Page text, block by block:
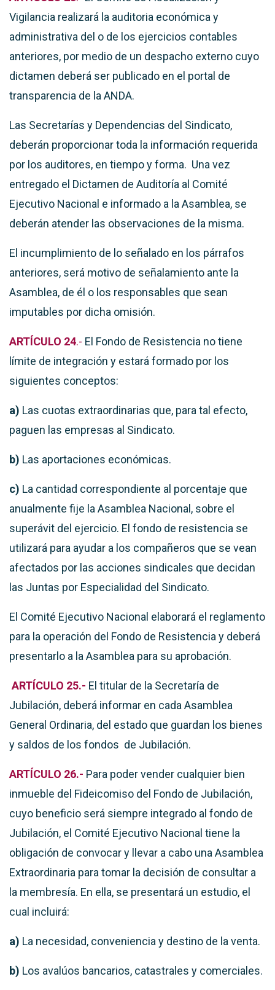
Vigilancia realizará la auditoria económica y
administrativa del o de los ejercicios contables
anteriores, por medio de un despacho externo cuyo
dictamen deberá ser publicado en el portal de
transparencia de la ANDA.
Las Secretarías y Dependencias del Sindicato,
deberán proporcionar toda la información requerida
por los auditores, en tiempo y forma. Una vez
entregado el Dictamen de Auditoría al Comité
Ejecutivo Nacional e informado a la Asamblea, se
deberán atender las observaciones de la misma.
El incumplimiento de lo señalado en los párrafos
anteriores, será motivo de señalamiento ante la
Asamblea, de él o los responsables que sean
imputables por dicha omisión.
ARTÍCULO 24.- El Fondo de Resistencia no tiene
límite de integración y estará formado por los
siguientes conceptos:
a) Las cuotas extraordinarias que, para tal efecto,
paguen las empresas al Sindicato.
b) Las aportaciones económicas.
c) La cantidad correspondiente al porcentaje que
anualmente fije la Asamblea Nacional, sobre el
superávit del ejercicio. El fondo de resistencia se
utilizará para ayudar a los compañeros que se vean
afectados por las acciones sindicales que decidan
las Juntas por Especialidad del Sindicato.
El Comité Ejecutivo Nacional elaborará el reglamento
para la operación del Fondo de Resistencia y deberá
presentarlo a la Asamblea para su aprobación.
ARTÍCULO 25.- El titular de la Secretaría de
Jubilación, deberá informar en cada Asamblea
General Ordinaria, del estado que guardan los bienes
y saldos de los fondos de Jubilación.
ARTÍCULO 26.- Para poder vender cualquier bien
inmueble del Fideicomiso del Fondo de Jubilación,
cuyo beneficio será siempre integrado al fondo de
Jubilación, el Comité Ejecutivo Nacional tiene la
obligación de convocar y llevar a cabo una Asamblea
Extraordinaria para tomar la decisión de consultar a
la membresía. En ella, se presentará un estudio, el
cual incluirá:
a) La necesidad, conveniencia y destino de la venta.
b) Los avalúos bancarios, catastrales y comerciales.